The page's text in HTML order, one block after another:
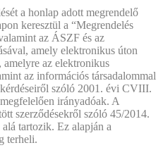
a honlap adott megrendelő
keresztül a “Megrendelés
az ÁSZF és az
amely elektronikus úton
amelyre az elektronikus
az információs társadalommal
szóló 2001. évi CVIII.
irányadóak. A
szerződésekről szóló 45/2014.
tartozik. Ez alapján a
terheli.